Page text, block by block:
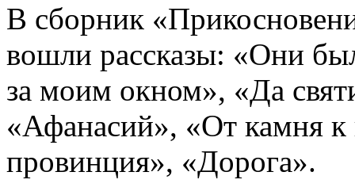
В сборник
вошли рассказы: «Они
за моим окном», «Да
«Афанасий», «От камня
провинция», «Дорога».